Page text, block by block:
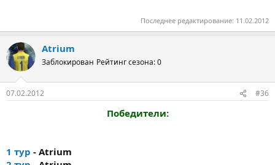
Последнее редактирование: 11.02.2012
Atrium
Заблокирован Рейтинг сезона: 0
07.02.2012 #36
Победители:
1 тур - Atrium